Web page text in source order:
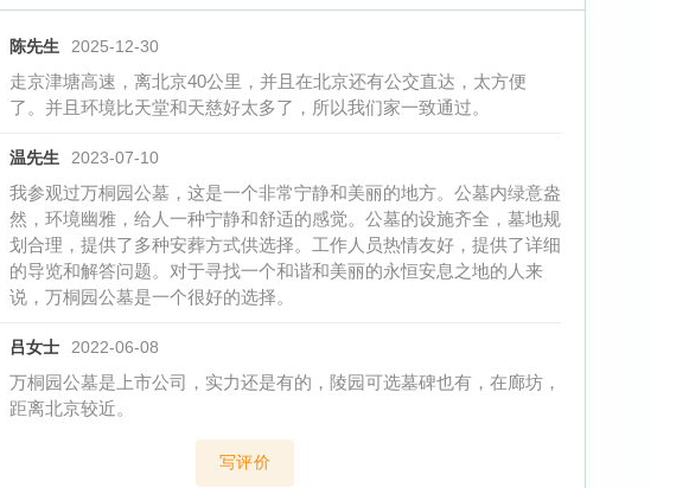
陈先生 2025-12-30
走京津塘高速，离北京40公里，并且在北京还有公交直达，太方便
了。并且环境比天堂和天慈好太多了，所以我们家一致通过。
温先生 2023-07-10
我参观过万桐园公墓，这是一个非常宁静和美丽的地方。公墓内绿意盎
然，环境幽雅，给人一种宁静和舒适的感觉。公墓的设施齐全，墓地规
划合理，提供了多种安葬方式供选择。工作人员热情友好，提供了详细
的导览和解答问题。对于寻找一个和谐和美丽的永恒安息之地的人来
说，万桐园公墓是一个很好的选择。
吕女士 2022-06-08
万桐园公墓是上市公司，实力还是有的，陵园可选墓碑也有，在廊坊，
距离北京较近。
写评价